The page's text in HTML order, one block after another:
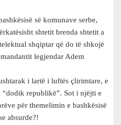
së komunave serbe,
shtetit brenda shtetit a
shqiptar që do të shkojë
legjendar Adem
i lartë i luftës çlirimtare, e
“dodik republikë”. Sot i njëjti e
për themelimin e bashkësisë
absurde?!